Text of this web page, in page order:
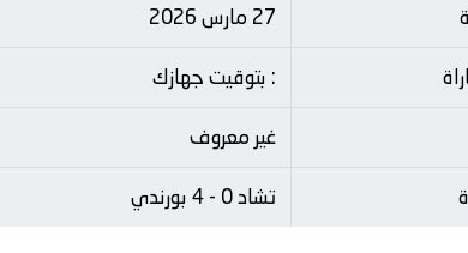
27 مارس 2026
: بتوقيت جهازك
غير معروف
تشاد 0 - 4 بورندي